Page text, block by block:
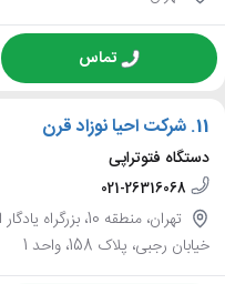
تماس
11. شرکت احیا نوزاد قرن
دستگاه فتوتراپی
021-26316068
تهران، منطقه 10،
خیابان رجبی، پلاک 158، واحد 1